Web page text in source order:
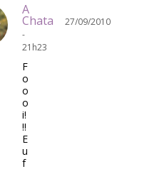
A
Chata
27/09/2010
-
21h23
F
o
o
o
i!
!!
E
u
f